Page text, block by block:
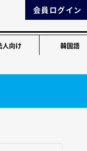
会員ログイン
人向け 韓国語